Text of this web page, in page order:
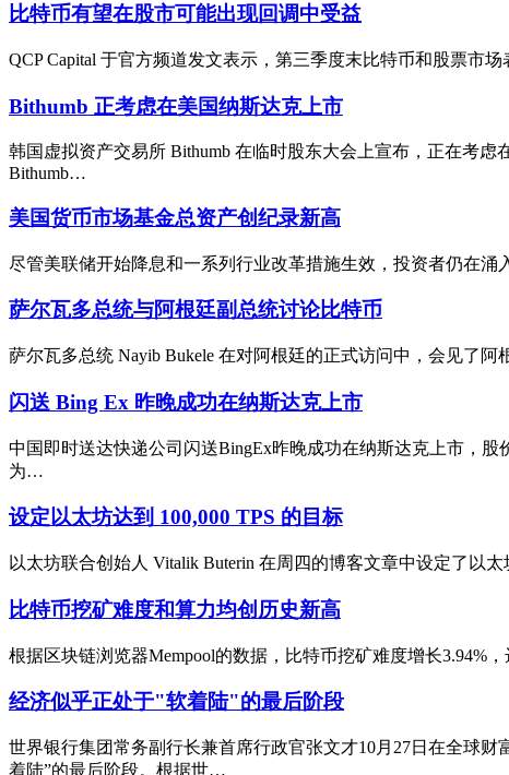
比特币有望在股市可能出现回调中受益
QCP Capital 于官方频道发文表示，第三季度末比特币和股票市
Bithumb 正考虑在美国纳斯达克上市
韩国虚拟资产交易所 Bithumb 在临时股东大会上宣布，正在考
Bithumb…
美国货币市场基金总资产创纪录新高
尽管美联储开始降息和一系列行业改革措施生效，投资者仍在涌
萨尔瓦多总统与阿根廷副总统讨论比特币
萨尔瓦多总统 Nayib Bukele 在对阿根廷的正式访问中，会见了
闪送 Bing Ex 昨晚成功在纳斯达克上市
中国即时送达快递公司闪送BingEx昨晚成功在纳斯达克上市，股
为…
设定以太坊达到 100,000 TPS 的目标
以太坊联合创始人 Vitalik Buterin 在周四的博客文章中设定了以
比特币挖矿难度和算力均创历史新高
根据区块链浏览器Mempool的数据，比特币挖矿难度增长3.94%
经济似乎正处于"软着陆"的最后阶段
世界银行集团常务副行长兼首席行政官张文才10月27日在全球
着陆”的最后阶段。根据世…